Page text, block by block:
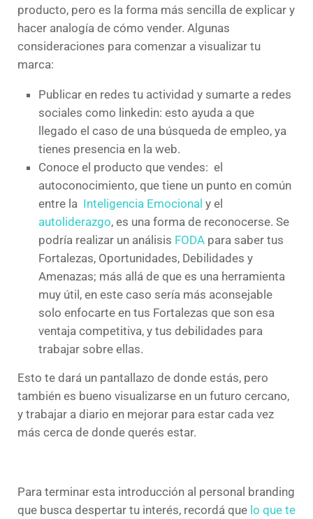
producto, pero es la forma más sencilla de explicar y
hacer analogía de cómo vender. Algunas
consideraciones para comenzar a visualizar tu
marca:
Publicar en redes tu actividad y sumarte a redes
sociales como linkedin: esto ayuda a que
llegado el caso de una búsqueda de empleo, ya
tienes presencia en la web.
Conoce el producto que vendes: el
autoconocimiento, que tiene un punto en común
entre la Inteligencia Emocional y el
autoliderazgo, es una forma de reconocerse. Se
podría realizar un análisis FODA para saber tus
Fortalezas, Oportunidades, Debilidades y
Amenazas; más allá de que es una herramienta
muy útil, en este caso sería más aconsejable
solo enfocarte en tus Fortalezas que son esa
ventaja competitiva, y tus debilidades para
trabajar sobre ellas.
Esto te dará un pantallazo de donde estás, pero
también es bueno visualizarse en un futuro cercano,
y trabajar a diario en mejorar para estar cada vez
más cerca de donde querés estar.
Para terminar esta introducción al personal branding
que busca despertar tu interés, recordá que lo que te